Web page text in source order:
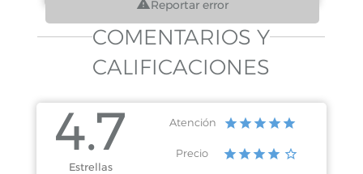
Reportar error
COMENTARIOS Y
CALIFICACIONES
4.7
Estrellas
Atención
Precio